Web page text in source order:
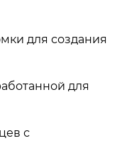
для создания
для
с